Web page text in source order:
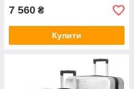
7 560 ₴
Купити